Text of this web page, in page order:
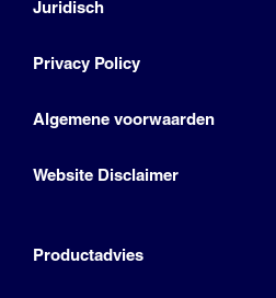
Juridisch
Privacy Policy
Algemene voorwaarden
Website Disclaimer
Productadvies